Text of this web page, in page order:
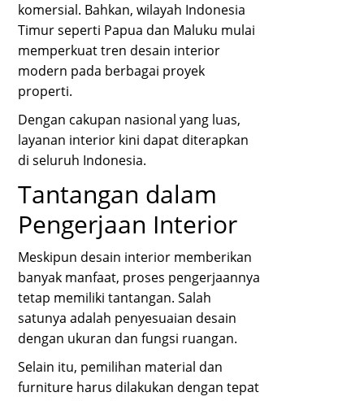
komersial. Bahkan, wilayah Indonesia
Timur seperti Papua dan Maluku mulai
memperkuat tren desain interior
modern pada berbagai proyek
properti.
Dengan cakupan nasional yang luas,
layanan interior kini dapat diterapkan
di seluruh Indonesia.
Tantangan dalam
Pengerjaan Interior
Meskipun desain interior memberikan
banyak manfaat, proses pengerjaannya
tetap memiliki tantangan. Salah
satunya adalah penyesuaian desain
dengan ukuran dan fungsi ruangan.
Selain itu, pemilihan material dan
furniture harus dilakukan dengan tepat